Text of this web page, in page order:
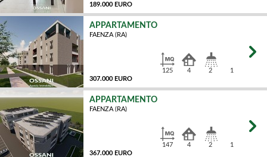
189.000 EURO
APPARTAMENTO
FAENZA (RA)
307.000 EURO
125 4 2 1
APPARTAMENTO
FAENZA (RA)
367.000 EURO
147 4 2 1